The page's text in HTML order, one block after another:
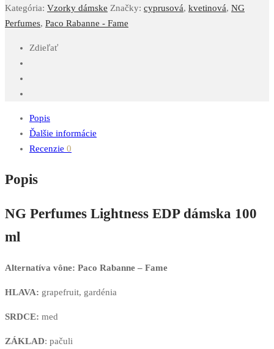
Kategória: Vzorky dámske Značky: cyprusová, kvetinová, NG
Perfumes, Paco Rabanne - Fame
Zdieľať
Popis
Ďalšie informácie
Recenzie 0
Popis
NG Perfumes Lightness EDP dámska 100
ml
Alternatíva vône: Paco Rabanne – Fame
HLAVA: grapefruit, gardénia
SRDCE: med
ZÁKLAD: pačuli